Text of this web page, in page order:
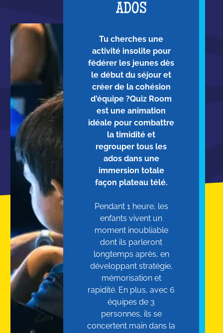
ADOS
Tu cherches une
activité insolite pour
fédérer les jeunes dès
le début du séjour et
créer de la cohésion
d'équipe ?Quiz Room
est une animation
idéale pour combattre
la timidité et
regrouper tous les
ados dans une
immersion totale
façon plateau télé.
Pendant 1 heure, les
enfants vivent un
moment inoubliable
dont ils parleront
longtemps après, en
développant stratégie,
mémorisation et
rapidité. En plus, avec 6
équipes de 3
personnes, ils se
concertent main dans la